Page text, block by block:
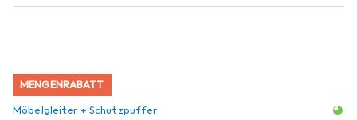
MENGENRABATT
Möbelgleiter + Schutzpuffer